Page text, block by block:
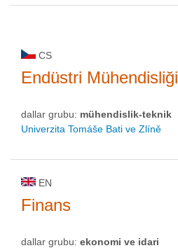
CS
Endüstri Mühendisliği
dallar grubu: mühendislik-teknik
Univerzita Tomáše Bati ve Zlíně
EN
Finans
dallar grubu: ekonomi ve idari